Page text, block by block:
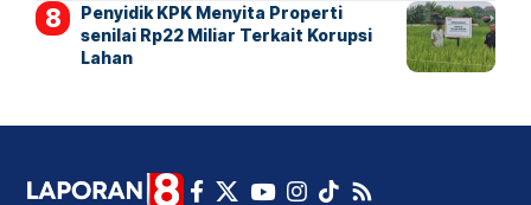
Penyidik KPK Menyita Properti
senilai Rp22 Miliar Terkait Korupsi
Lahan